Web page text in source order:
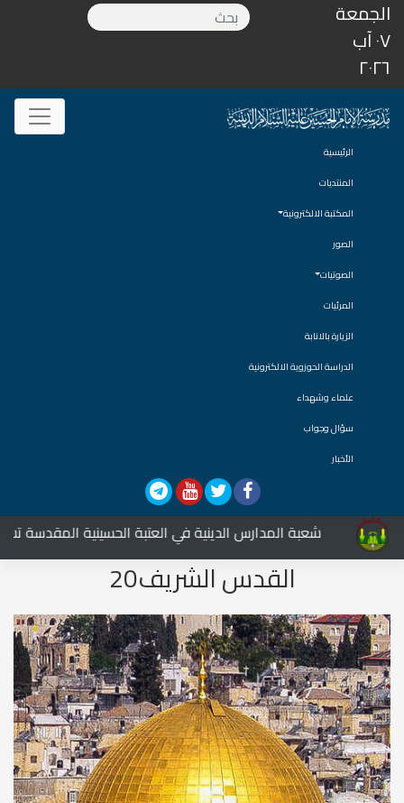
الجمعة
٠٧ آب
٢٠٢٦
الرئيسية
المنتديات
المكتبة الالكترونية
الصور
الصوتيات
المرئيات
الزيارة بالانابة
الدراسة الحوزوية الالكترونية
علماء وشهداء
سؤال وجواب
الأخبار
شعبة المدارس الدينية في العتبة الحسينية المقدسة
القدس الشريف20